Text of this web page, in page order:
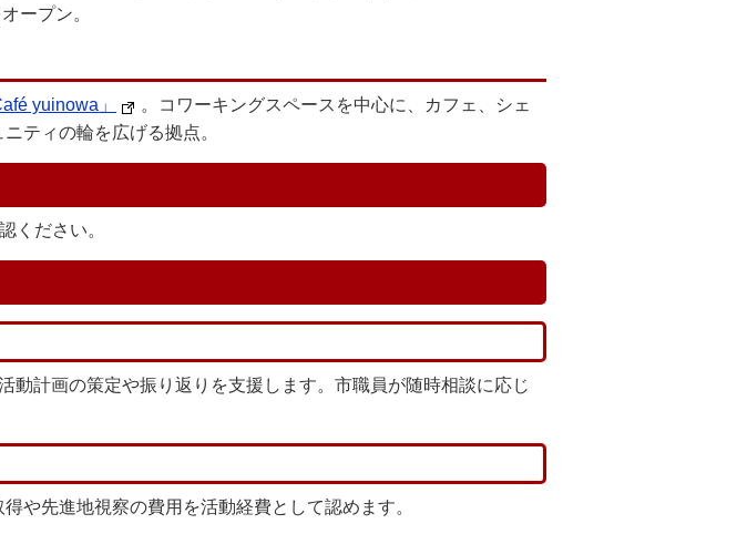
ープン。
yuinowa」
。コワーキングスペースを中心に、カフェ、シェ
ティの輪を広げる拠点。
ください。
計画の策定や振り返りを支援します。市職員が随時相談に応じ
や先進地視察の費用を活動経費として認めます。